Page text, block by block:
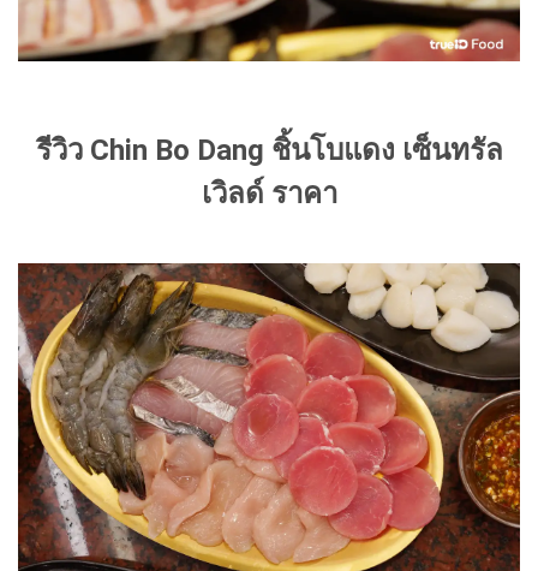
รีวิว Chin Bo Dang ชิ้นโบแดง เซ็นทรัล
เวิลด์ ราคา